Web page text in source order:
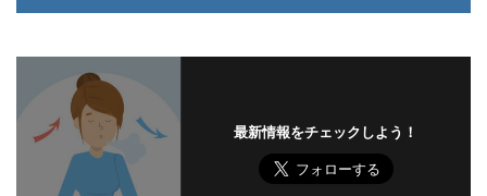
最新情報をチェックしよう！